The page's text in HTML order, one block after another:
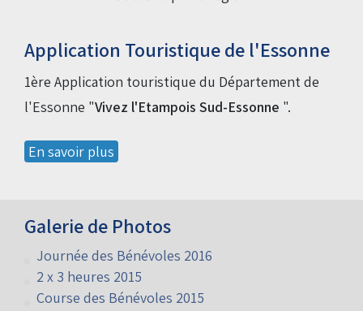
Soutenu par la région
Application Touristique de l'Essonne
l'Essonne "Vivez l'Etampois Sud-Essonne
Galerie de Photos
Journée des Bénévoles 2016